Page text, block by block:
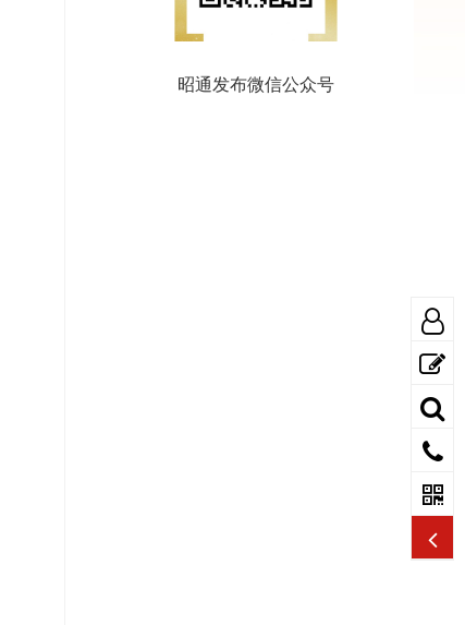
昭通发布微信公众号